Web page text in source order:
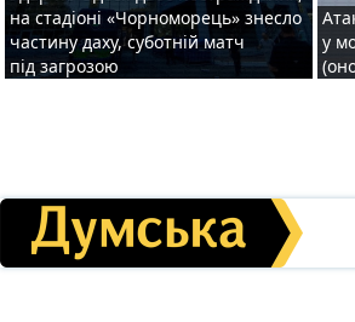
на стадіоні «Чорноморець» знесло
частину даху, суботній матч
під загрозою
у